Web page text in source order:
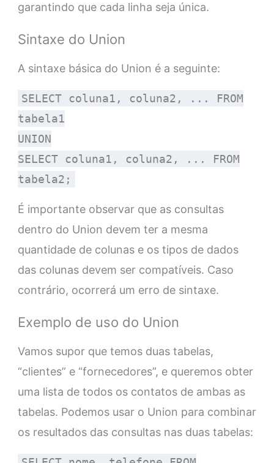
garantindo que cada linha seja única.
Sintaxe do Union
A sintaxe básica do Union é a seguinte:
SELECT coluna1, coluna2, ... FROM
tabela1
UNION
SELECT coluna1, coluna2, ... FROM
tabela2;
É importante observar que as consultas
dentro do Union devem ter a mesma
quantidade de colunas e os tipos de dados
das colunas devem ser compatíveis. Caso
contrário, ocorrerá um erro de sintaxe.
Exemplo de uso do Union
Vamos supor que temos duas tabelas,
“clientes” e “fornecedores”, e queremos obter
uma lista de todos os contatos de ambas as
tabelas. Podemos usar o Union para combinar
os resultados das consultas nas duas tabelas: